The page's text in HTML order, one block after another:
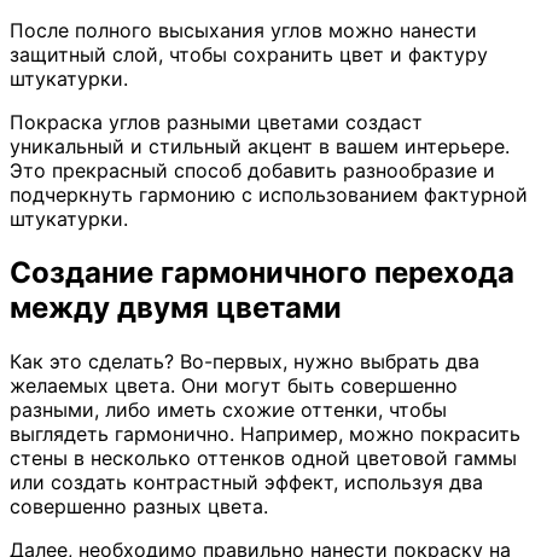
После полного высыхания углов можно нанести
защитный слой, чтобы сохранить цвет и фактуру
штукатурки.
Покраска углов разными цветами создаст
уникальный и стильный акцент в вашем интерьере.
Это прекрасный способ добавить разнообразие и
подчеркнуть гармонию с использованием фактурной
штукатурки.
Создание гармоничного перехода
между двумя цветами
Как это сделать? Во-первых, нужно выбрать два
желаемых цвета. Они могут быть совершенно
разными, либо иметь схожие оттенки, чтобы
выглядеть гармонично. Например, можно покрасить
стены в несколько оттенков одной цветовой гаммы
или создать контрастный эффект, используя два
совершенно разных цвета.
Далее, необходимо правильно нанести покраску на